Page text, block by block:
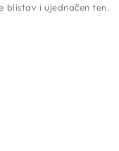
blistav i ujednačen ten.